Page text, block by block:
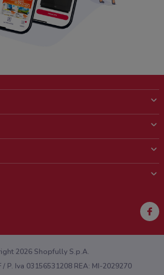
web o sull'app?
2026 Shopfully S.p.A.
P. Iva 03156531208 REA: MI-2029270